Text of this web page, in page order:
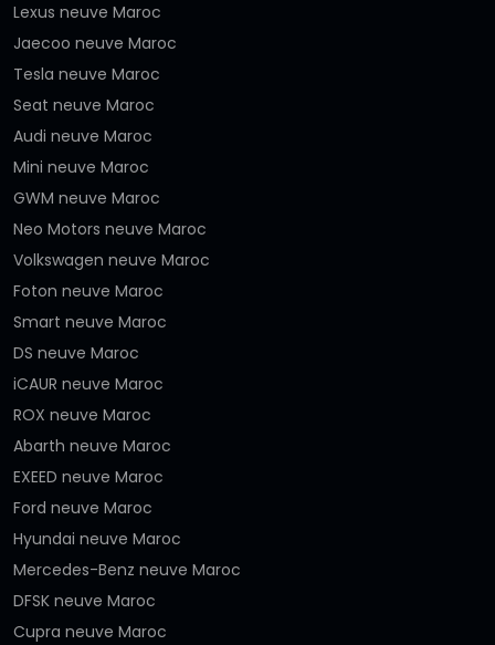
Lexus neuve Maroc
Jaecoo neuve Maroc
Tesla neuve Maroc
Seat neuve Maroc
Audi neuve Maroc
Mini neuve Maroc
GWM neuve Maroc
Neo Motors neuve Maroc
Volkswagen neuve Maroc
Foton neuve Maroc
Smart neuve Maroc
DS neuve Maroc
iCAUR neuve Maroc
ROX neuve Maroc
Abarth neuve Maroc
EXEED neuve Maroc
Ford neuve Maroc
Hyundai neuve Maroc
Mercedes-Benz neuve Maroc
DFSK neuve Maroc
Cupra neuve Maroc